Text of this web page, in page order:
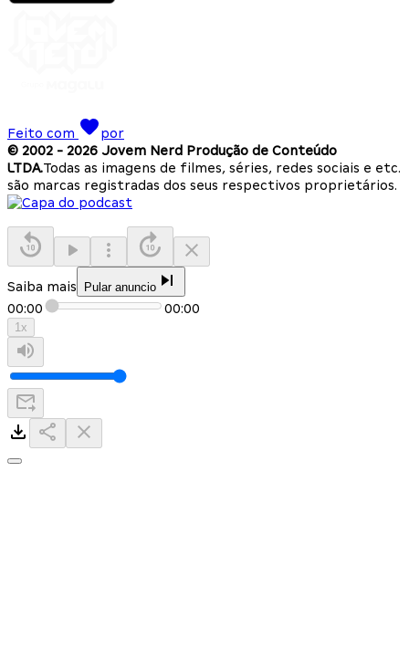
Feito com
por
© 2002 - 2026 Jovem Nerd Produção de Conteúdo
LTDA.Todas as imagens de filmes, séries, redes sociais e etc.
são marcas registradas dos seus respectivos proprietários.
Saiba mais Pular anuncio
00:00 00:00
1x